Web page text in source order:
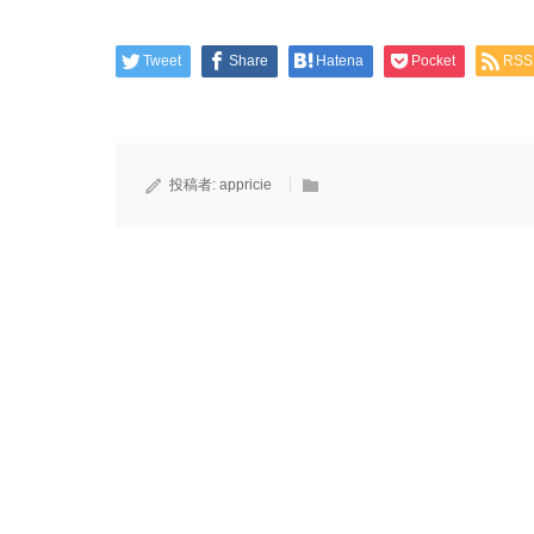
Tweet Share Hatena Pocket RSS
投稿者: appricie